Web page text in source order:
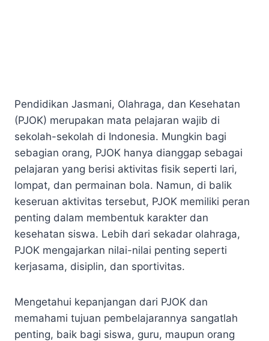
Pendidikan Jasmani, Olahraga, dan Kesehatan
(PJOK) merupakan mata pelajaran wajib di
sekolah-sekolah di Indonesia. Mungkin bagi
sebagian orang, PJOK hanya dianggap sebagai
pelajaran yang berisi aktivitas fisik seperti lari,
lompat, dan permainan bola. Namun, di balik
keseruan aktivitas tersebut, PJOK memiliki peran
penting dalam membentuk karakter dan
kesehatan siswa. Lebih dari sekadar olahraga,
PJOK mengajarkan nilai-nilai penting seperti
kerjasama, disiplin, dan sportivitas.
Mengetahui kepanjangan dari PJOK dan
memahami tujuan pembelajarannya sangatlah
penting, baik bagi siswa, guru, maupun orang